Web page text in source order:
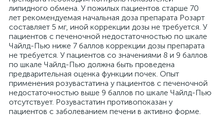
липидного обмена. У пожилых пациентов старше 70
лет рекомендуемая начальная доза препарата Розарт
составляет 5 мг, иной коррекции дозы не требуется. У
пациентов с печеночной недостаточностью по шкале
Чайлд-Пью ниже 7 баллов коррекции дозы препарата
не требуется. У пациентов со значениями 8 и 9 баллов
по шкале Чайлд-Пью должна быть проведена
предварительная оценка функции почек. Опыт
применения розувастатина у пациентов с печеночной
недостаточностью выше 9 баллов по шкале Чайлд-Пью
отсутствует. Розувастатин противопоказан у
пациентов с заболеванием печени в активно форме.